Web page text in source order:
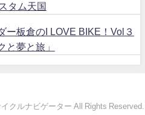
タム天国
ー板倉のI LOVE BIKE！Vol３
と夢と旅」
クルナビゲーター All Rights Reserved.